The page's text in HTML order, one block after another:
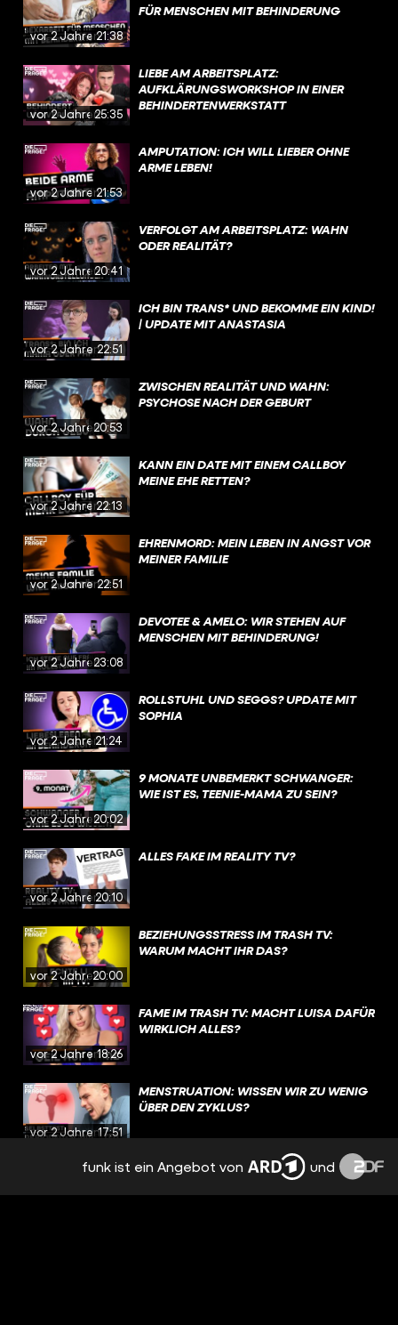
vor 2 Jahren21:38
FÜR MENSCHEN MIT BEHINDERUNG
vor 2 Jahren25:35
LIEBE AM ARBEITSPLATZ:
AUFKLÄRUNGSWORKSHOP IN EINER
BEHINDERTENWERKSTATT
vor 2 Jahren21:53
AMPUTATION: ICH WILL LIEBER OHNE
ARME LEBEN!
vor 2 Jahren20:41
VERFOLGT AM ARBEITSPLATZ: WAHN
ODER REALITÄT?
vor 2 Jahren22:51
ICH BIN TRANS* UND BEKOMME EIN KIND!
| UPDATE MIT ANASTASIA
vor 2 Jahren20:53
ZWISCHEN REALITÄT UND WAHN:
PSYCHOSE NACH DER GEBURT
vor 2 Jahren22:13
KANN EIN DATE MIT EINEM CALLBOY
MEINE EHE RETTEN?
vor 2 Jahren22:51
EHRENMORD: MEIN LEBEN IN ANGST VOR
MEINER FAMILIE
vor 2 Jahren23:08
DEVOTEE & AMELO: WIR STEHEN AUF
MENSCHEN MIT BEHINDERUNG!
vor 2 Jahren21:24
ROLLSTUHL UND SEGGS? UPDATE MIT
SOPHIA
vor 2 Jahren20:02
9 MONATE UNBEMERKT SCHWANGER:
WIE IST ES, TEENIE-MAMA ZU SEIN?
vor 2 Jahren20:10
ALLES FAKE IM REALITY TV?
vor 2 Jahren20:00
BEZIEHUNGSSTRESS IM TRASH TV:
WARUM MACHT IHR DAS?
vor 2 Jahren18:26
FAME IM TRASH TV: MACHT LUISA DAFÜR
WIRKLICH ALLES?
vor 2 Jahren17:51
MENSTRUATION: WISSEN WIR ZU WENIG
ÜBER DEN ZYKLUS?
EMOTIONEN, TRENNUNG,
NERVENZUSAMMENBRUCH: PMS
funk ist ein Angebot von und